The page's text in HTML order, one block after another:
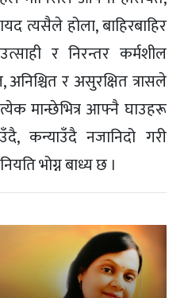
त्यसैले होला, बाहिरबाहिर
र निरन्तर कर्मशील
अनिश्चित र असुरक्षित त्रासले
मान्छेभित्र आफ्नै घाउहरू
कन्याउँदै नजानिदो गरी
भोग्न बाध्य छ ।